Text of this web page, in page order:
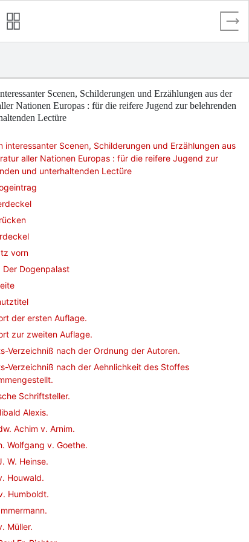
Scenen, Schilderungen und Erzählungen aus der
Nationen Europas : für die reifere Jugend zur belehrenden
Lectüre
interessanter Scenen, Schilderungen und Erzählungen aus
aller Nationen Europas : für die reifere Jugend zur
und unterhaltenden Lectüre
vorn
Der Dogenpalast
der ersten Auflage.
zur zweiten Auflage.
Verzeichniß nach der Ordnung der Autoren.
Verzeichniß nach der Aehnlichkeit des Stoffes
Schriftsteller.
Alexis.
Achim v. Arnim.
Wolfgang v. Goethe.
W. Heinse.
Houwald.
Humboldt.
Müller.